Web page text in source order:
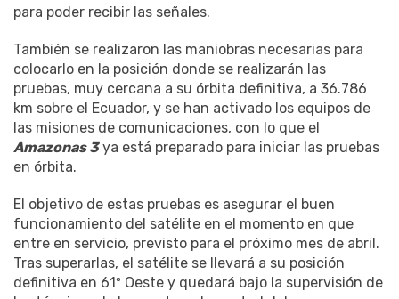
para poder recibir las señales.
También se realizaron las maniobras necesarias para
colocarlo en la posición donde se realizarán las
pruebas, muy cercana a su órbita definitiva, a 36.786
km sobre el Ecuador, y se han activado los equipos de
las misiones de comunicaciones, con lo que el
Amazonas 3ya está preparado para iniciar las pruebas
en órbita.
El objetivo de estas pruebas es asegurar el buen
funcionamiento del satélite en el momento en que
entre en servicio, previsto para el próximo mes de abril.
Tras superarlas, el satélite se llevará a su posición
definitiva en 61º Oeste y quedará bajo la supervisión de